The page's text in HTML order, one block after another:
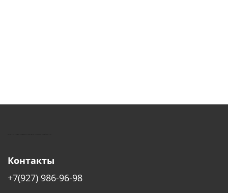
КУШТУТ - ОБОРУДОВАНИЕ ДЛЯ САЛОНОВ КРАСОТЫ
Контакты
+7(927) 986-96-98